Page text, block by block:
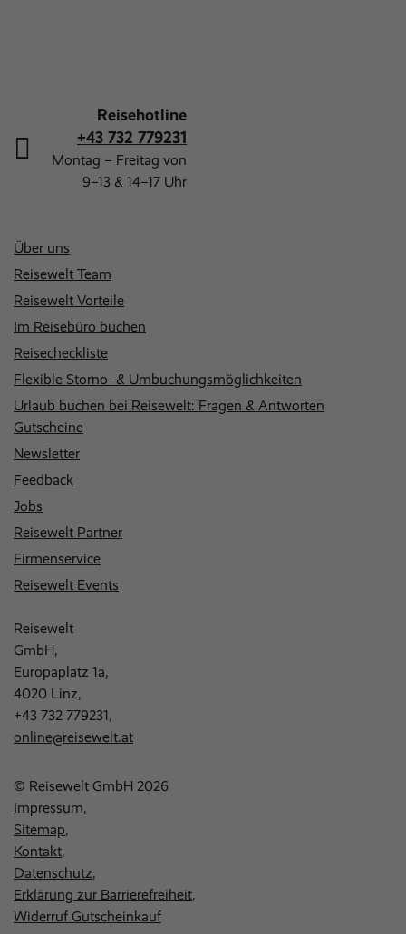
Über uns
Reisewelt Team
Reisewelt Vorteile
Im Reisebüro buchen
Reisecheckliste
Flexible Storno- & Umbuchungsmöglichkeiten
Urlaub buchen bei Reisewelt: Fragen & Antworten
Gutscheine
Newsletter
Feedback
Jobs
Reisewelt Partner
Firmenservice
Reisewelt Events
Reisehotline
+43 732 779231
Montag – Freitag von
9–13 & 14–17 Uhr
Reisewelt
GmbH,
Europaplatz 1a,
4020 Linz,
+43 732 779231,
online@reisewelt.at
© Reisewelt GmbH 2026
Impressum
Sitemap
Kontakt
Datenschutz
Erklärung zur Barrierefreiheit
Widerruf Gutscheinkauf